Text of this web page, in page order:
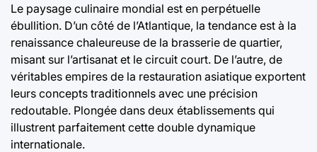
Le paysage culinaire mondial est en perpétuelle
ébullition. D’un côté de l’Atlantique, la tendance est à la
renaissance chaleureuse de la brasserie de quartier,
misant sur l’artisanat et le circuit court. De l’autre, de
véritables empires de la restauration asiatique exportent
leurs concepts traditionnels avec une précision
redoutable. Plongée dans deux établissements qui
illustrent parfaitement cette double dynamique
internationale.